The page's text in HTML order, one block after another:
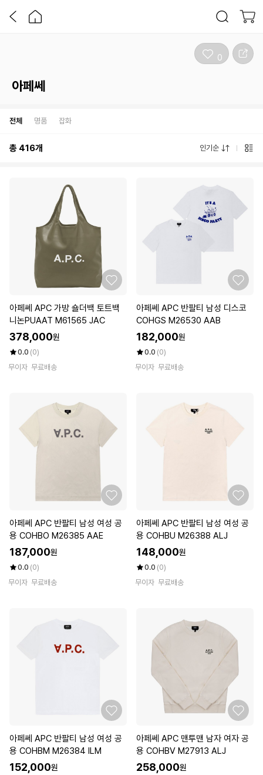
아페쎄
0
전체 명품 잡화
총 416개 인기순
아페쎄 APC 가방 숄더백 토트백
니논PUAAT M61565 JAC
378,000원
0.0 (0)
무이자 무료배송
아페쎄 APC 반팔티 남성 디스코
COHGS M26530 AAB
182,000원
0.0 (0)
무이자 무료배송
아페쎄 APC 반팔티 남성 여성 공
용 COHBO M26385 AAE
187,000원
0.0 (0)
무이자 무료배송
아페쎄 APC 반팔티 남성 여성 공
용 COHBU M26388 ALJ
148,000원
0.0 (0)
무이자 무료배송
아페쎄 APC 반팔티 남성 여성 공
용 COHBM M26384 ILM
152,000원
아페쎄 APC 맨투맨 남자 여자 공
용 COHBV M27913 ALJ
258,000원